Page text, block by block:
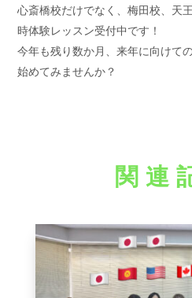
心斎橋校だけでなく、梅田校、天
時体験レッスン受付中です！
今年も残り数か月、来年に向けて
始めてみませんか？
関連